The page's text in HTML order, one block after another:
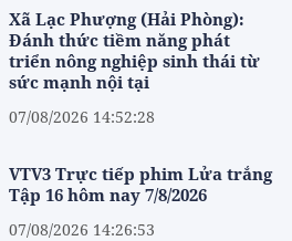
Xã Lạc Phượng (Hải Phòng):
Đánh thức tiềm năng phát
triển nông nghiệp sinh thái từ
sức mạnh nội tại
07/08/2026 14:52:28
VTV3 Trực tiếp phim Lửa trắng
Tập 16 hôm nay 7/8/2026
07/08/2026 14:26:53